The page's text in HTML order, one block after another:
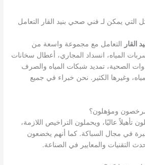
التي يمكن لـ فني صحي بنيد القار التعامل
القار التعامل مع مجموعة واسعة من
المياه، انسداد المجاري، أعطال سخانات
الصحية، تمديد شبكات المياه والصرف
وغيرها الكثير. نحن خبراء في جميع
تأهيلاً عاليًا، ويحملون التراخيص اللازمة،
في مجال السباكة. كما أنهم يخضعون
التقنيات والمعايير في الصناعة.